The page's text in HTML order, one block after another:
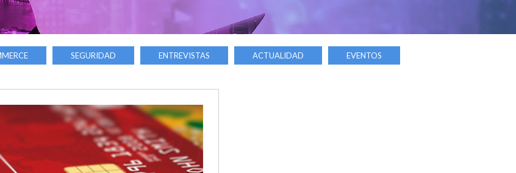
SEGURIDAD ENTREVISTAS ACTUALIDAD EVENTOS